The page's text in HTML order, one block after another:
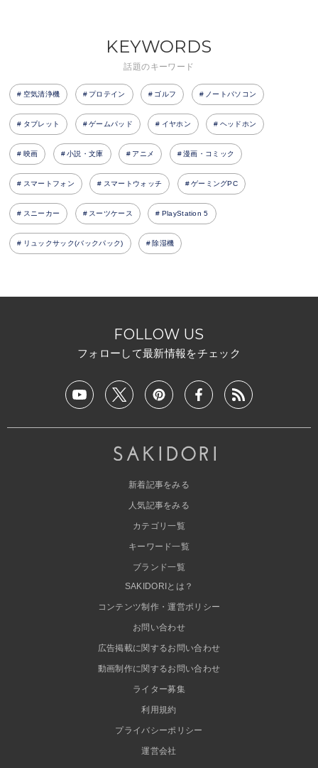
KEYWORDS
話題のキーワード
空気清浄機 プロテイン ゴルフ ノートパソコン
タブレット ゲームパッド イヤホン ヘッドホン
映画 小説・文庫 アニメ 漫画・コミック
スマートフォン スマートウォッチ ゲーミングPC
スニーカー スーツケース PlayStation 5
リュックサック(バックパック) 除湿機
FOLLOW US
フォローして最新情報をチェック
新着記事をみる
人気記事をみる
カテゴリ一覧
キーワード一覧
ブランド一覧
SAKIDORIとは？
コンテンツ制作・運営ポリシー
お問い合わせ
広告掲載に関するお問い合わせ
動画制作に関するお問い合わせ
ライター募集
利用規約
プライバシーポリシー
運営会社